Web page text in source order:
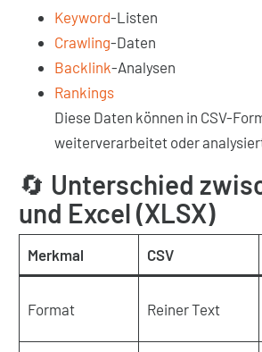
Keyword-Listen
Crawling-Daten
Backlink-Analysen
Rankings
Diese Daten können in CSV-
weiterverarbeitet oder
🔄 Unterschied
und Excel (XLSX)
Merkmal CSV
Format Reiner Text